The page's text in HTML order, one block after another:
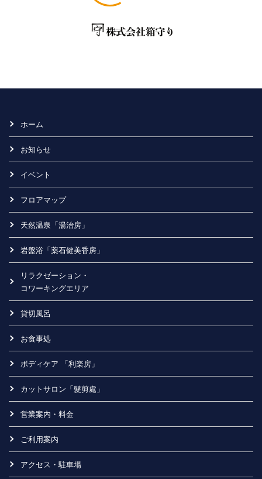
ホーム
お知らせ
イベント
フロアマップ
天然温泉「湯治房」
岩盤浴「薬石健美香房」
リラクゼーション・
コワーキングエリア
貸切風呂
お食事処
ボディケア 「利楽房」
カットサロン「髮剪處」
営業案内・料金
ご利用案内
アクセス・駐車場